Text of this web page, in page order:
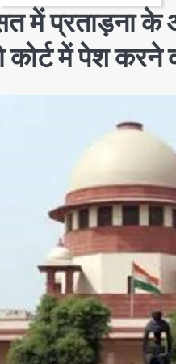
में प्रताड़ना के
कोर्ट में पेश